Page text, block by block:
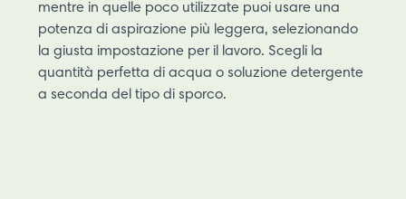
mentre in quelle poco utilizzate puoi usare una
potenza di aspirazione più leggera, selezionando
la giusta impostazione per il lavoro. Scegli la
quantità perfetta di acqua o soluzione detergente
a seconda del tipo di sporco.